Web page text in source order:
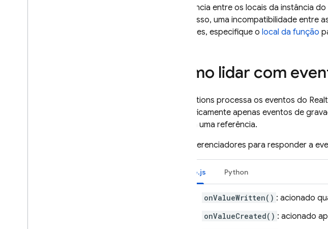
A distância entre os locais da instância do
Além disso, uma incompatibilidade entre
situações, especifique o local da função
Como lidar com
O Functions processa os eventos do
especificamente apenas eventos de
tipo em uma referência.
Estes gerenciadores para responder a
Node.js Python
onValueWritten() : acionado
onValueCreated() : acionado